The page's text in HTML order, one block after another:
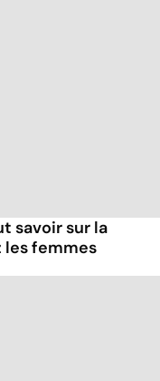
savoir sur la
femmes